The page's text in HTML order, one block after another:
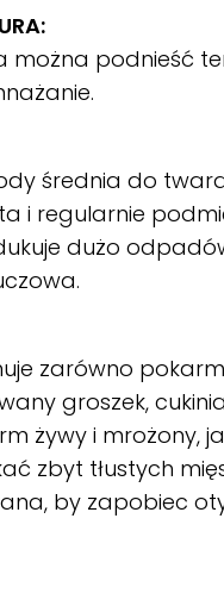
można podnieść
średnia do
i regularnie
dużo
zarówno
groszek,
żywy i mrożony,
zbyt tłustych
by zapobiec